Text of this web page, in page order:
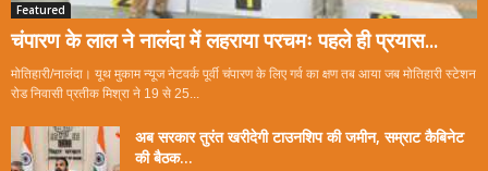
Featured
चंपारण के लाल ने नालंदा में लहराया परचमः पहले ही प्रयास...
मोतिहारी/नालंदा। यूथ मुकाम न्यूज नेटवर्क पूर्वी चंपारण के लिए गर्व का क्षण तब आया जब मोतिहारी स्टेशन
रोड निवासी प्रतीक मिश्रा ने 19 से 25...
अब सरकार तुरंत खरीदेगी टाउनशिप की जमीन, सम्राट कैबिनेट
की बैठक...